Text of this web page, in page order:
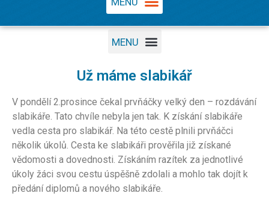
Už máme slabikář
V pondělí 2.prosince čekal prvňáčky velký den – rozdávání
slabikáře. Tato chvíle nebyla jen tak. K získání slabikáře
vedla cesta pro slabikář. Na této cestě plnili prvňáčci
několik úkolů. Cesta ke slabikáři prověřila již získané
vědomosti a dovednosti. Získáním razítek za jednotlivé
úkoly žáci svou cestu úspěšně zdolali a mohlo tak dojít k
předání diplomů a nového slabikáře.